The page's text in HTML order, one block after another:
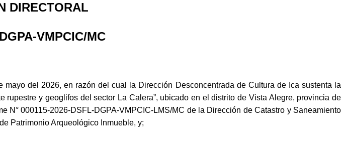
DIRECTORAL
VMPCIC/MC
del 2026, en razón del cual la Dirección Desconcentrada de Cultura de Ica sustenta la
y geoglifos del sector La Calera”, ubicado en el distrito de Vista Alegre, provincia de
N° 000115-2026-DSFL-DGPA-VMPCIC-LMS/MC de la Dirección de Catastro y Saneamiento
Patrimonio Arqueológico Inmueble, y;